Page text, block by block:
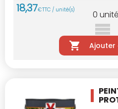
18,37€TTC / unité(s) 0
Ajouter